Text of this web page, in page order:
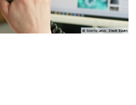
© Moritz Leick, Stadt Essen